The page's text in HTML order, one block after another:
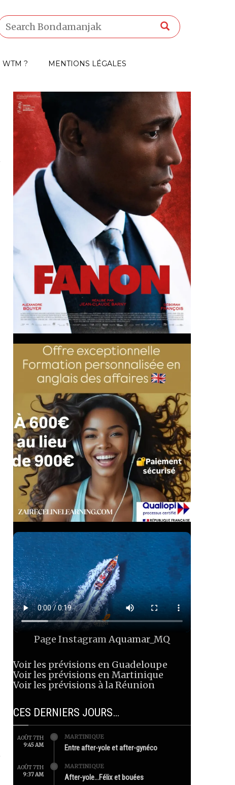
WTM ? MENTIONS LÉGALES
Page InstagramAquamar_MQ
Voir les prévisions en Guadeloupe
Voir les prévisions en Martinique
Voir les prévisions à la Réunion
CES DERNIERS JOURS…
AOÛT 7TH
9:45 AM
MARTINIQUE
Entre after-yole et after-gynéco
AOÛT 7TH
9:37 AM
MARTINIQUE
After-yole…Félix et bouées